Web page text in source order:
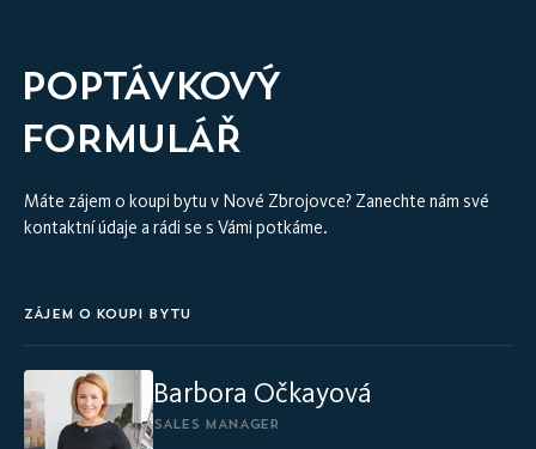
POPTÁVKOVÝ
FORMULÁŘ
Máte zájem o koupi bytu v Nové Zbrojovce? Zanechte nám své
kontaktní údaje a rádi se s Vámi potkáme.
ZÁJEM O KOUPI BYTU
Barbora Očkayová
SALES MANAGER